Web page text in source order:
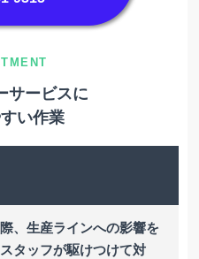
サービスに
い作業
、生産ラインへの影響を
タッフが駆けつけて対